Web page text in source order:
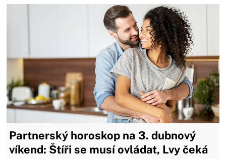
Partnerský horoskop na 3. dubnový
víkend: Štíři se musí ovládat, Lvy čeká